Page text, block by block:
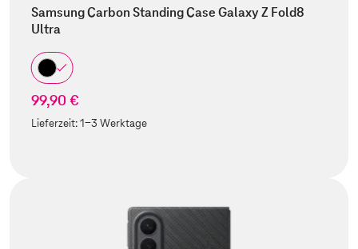
Samsung Carbon Standing Case Galaxy Z Fold8
Ultra
99,90 €
Lieferzeit:1-3 Werktage